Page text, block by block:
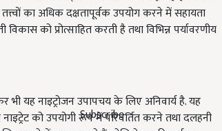
Subscribe
का अधिक दक्षतापूर्वक उपयोग करने में सहायता
को प्रोत्साहित करती है तथा विभिन्न पर्यावरणीय
भी यह नाइट्रोजन उपापचय के लिए अनिवार्य है. यह
को उपयोगी रूप में परिवर्तित करने तथा दलहनी